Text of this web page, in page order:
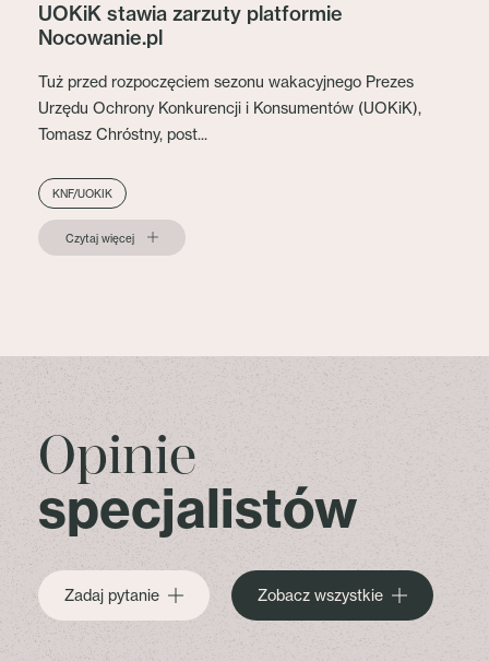
UOKiK stawia zarzuty platformie
Nocowanie.pl
Tuż przed rozpoczęciem sezonu wakacyjnego Prezes
Urzędu Ochrony Konkurencji i Konsumentów (UOKiK),
Tomasz Chróstny, post...
KNF/UOKIK
Czytaj więcej
Opinie
specjalistów
Zadaj pytanie Zobacz wszystkie